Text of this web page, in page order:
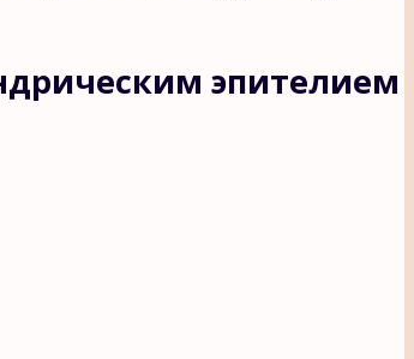
эпителием